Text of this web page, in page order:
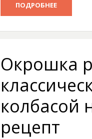
ПОДРОБНЕЕ
Окрошка
колбасой
рецепт